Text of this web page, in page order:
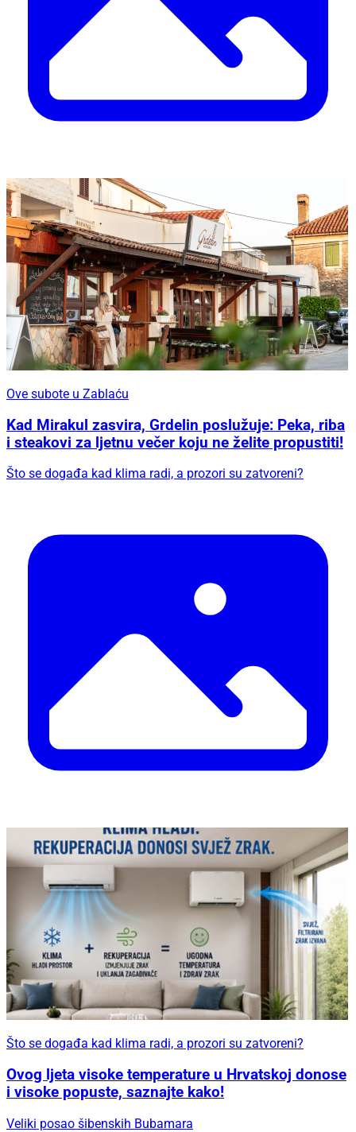
Ove subote u Zablaću
Kad Mirakul zasvira, Grdelin poslužuje: Peka, riba
i steakovi za ljetnu večer koju ne želite propustiti!
Što se događa kad klima radi, a prozori su zatvoreni?
Što se događa kad klima radi, a prozori su zatvoreni?
Ovog ljeta visoke temperature u Hrvatskoj donose
i visoke popuste, saznajte kako!
Veliki posao šibenskih Bubamara